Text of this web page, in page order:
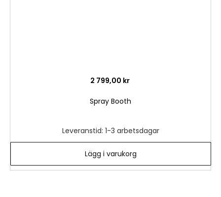
2 799,00 kr
Spray Booth
Leveranstid: 1-3 arbetsdagar
Lägg i varukorg